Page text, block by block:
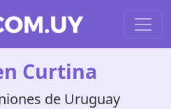
Curtina
de Uruguay